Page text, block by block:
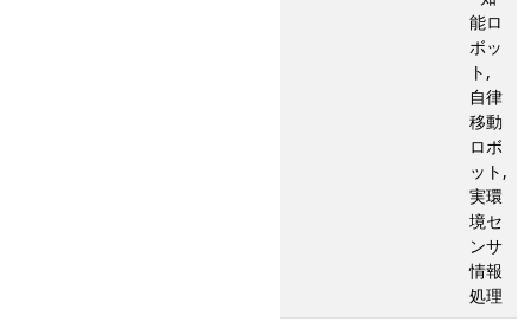
能ロ
ボッ
ト,
自律
移動
ロボ
ット,
実環
境セ
ンサ
情報
処理